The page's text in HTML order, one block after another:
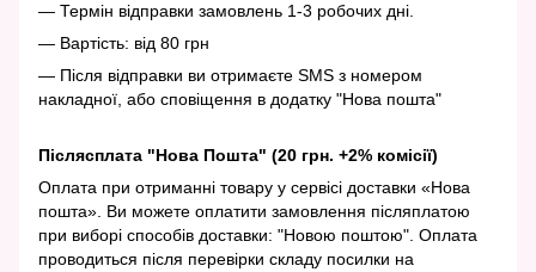
— Термін відправки замовлень 1-3 робочих дні.
— Вартість: від 80 грн
— Після відправки ви отримаєте SMS з номером
накладної, або сповіщення в додатку "Нова пошта"
Післясплата "Нова Пошта" (20 грн. +2% комісії)
Оплата при отриманні товару у сервісі доставки «Нова
пошта». Ви можете оплатити замовлення післяплатою
при виборі способів доставки: "Новою поштою". Оплата
проводиться після перевірки складу посилки на